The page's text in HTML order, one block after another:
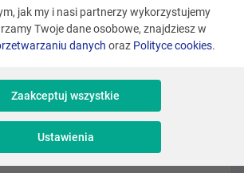
(Loyalty Sector)
Consultant (Telco)
jak my i nasi partnerzy wykorzystujemy
Twoje dane osobowe, znajdziesz w
danych oraz Polityce cookies.
Zaakceptuj wszystkie
Ustawienia